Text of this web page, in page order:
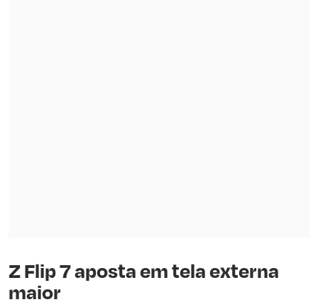
Z Flip 7 aposta em tela externa
maior